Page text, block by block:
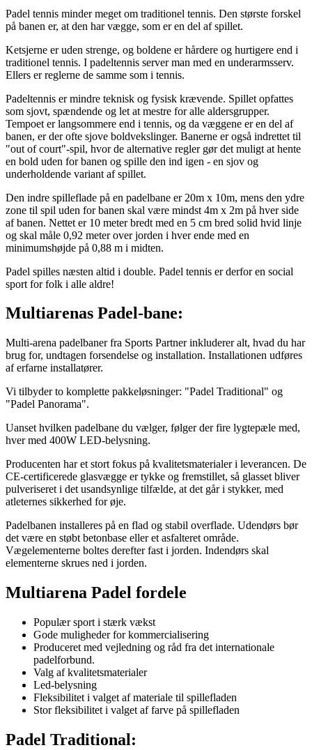
Padel tennis minder meget om traditionel tennis. Den største forskel
på banen er, at den har vægge, som er en del af spillet.
Ketsjerne er uden strenge, og boldene er hårdere og hurtigere end i
traditionel tennis. I padeltennis server man med en underarmsserv.
Ellers er reglerne de samme som i tennis.
Padeltennis er mindre teknisk og fysisk krævende. Spillet opfattes
som sjovt, spændende og let at mestre for alle aldersgrupper.
Tempoet er langsommere end i tennis, og da væggene er en del af
banen, er der ofte sjove boldvekslinger. Banerne er også indrettet til
"out of court"-spil, hvor de alternative regler gør det muligt at hente
en bold uden for banen og spille den ind igen - en sjov og
underholdende variant af spillet.
Den indre spilleflade på en padelbane er 20m x 10m, mens den ydre
zone til spil uden for banen skal være mindst 4m x 2m på hver side
af banen. Nettet er 10 meter bredt med en 5 cm bred solid hvid linje
og skal måle 0,92 meter over jorden i hver ende med en
minimumshøjde på 0,88 m i midten.
Padel spilles næsten altid i double. Padel tennis er derfor en social
sport for folk i alle aldre!
Multiarenas Padel-bane:
Multi-arena padelbaner fra Sports Partner inkluderer alt, hvad du har
brug for, undtagen forsendelse og installation. Installationen udføres
af erfarne installatører.
Vi tilbyder to komplette pakkeløsninger: "Padel Traditional" og
"Padel Panorama".
Uanset hvilken padelbane du vælger, følger der fire lygtepæle med,
hver med 400W LED-belysning.
Producenten har et stort fokus på kvalitetsmaterialer i leverancen. De
CE-certificerede glasvægge er tykke og fremstillet, så glasset bliver
pulveriseret i det usandsynlige tilfælde, at det går i stykker, med
atleternes sikkerhed for øje.
Padelbanen installeres på en flad og stabil overflade. Udendørs bør
det være en støbt betonbase eller et asfalteret område.
Vægelementerne boltes derefter fast i jorden. Indendørs skal
elementerne skrues ned i jorden.
Multiarena Padel fordele
Populær sport i stærk vækst
Gode muligheder for kommercialisering
Produceret med vejledning og råd fra det internationale
padelforbund.
Valg af kvalitetsmaterialer
Led-belysning
Fleksibilitet i valget af materiale til spillefladen
Stor fleksibilitet i valget af farve på spillefladen
Padel Traditional: